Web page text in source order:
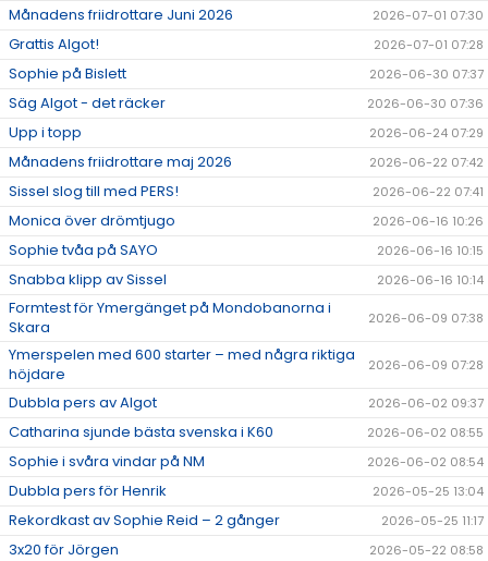
Månadens friidrottare Juni 2026 2026-07-01 07:30
Grattis Algot! 2026-07-01 07:28
Sophie på Bislett 2026-06-30 07:37
Säg Algot - det räcker 2026-06-30 07:36
Upp i topp 2026-06-24 07:29
Månadens friidrottare maj 2026 2026-06-22 07:42
Sissel slog till med PERS! 2026-06-22 07:41
Monica över drömtjugo 2026-06-16 10:26
Sophie tvåa på SAYO 2026-06-16 10:15
Snabba klipp av Sissel 2026-06-16 10:14
Formtest för Ymergänget på Mondobanorna i
Skara
2026-06-09 07:38
Ymerspelen med 600 starter – med några riktiga
höjdare
2026-06-09 07:28
Dubbla pers av Algot 2026-06-02 09:37
Catharina sjunde bästa svenska i K60 2026-06-02 08:55
Sophie i svåra vindar på NM 2026-06-02 08:54
Dubbla pers för Henrik 2026-05-25 13:04
Rekordkast av Sophie Reid – 2 gånger 2026-05-25 11:17
3x20 för Jörgen 2026-05-22 08:58